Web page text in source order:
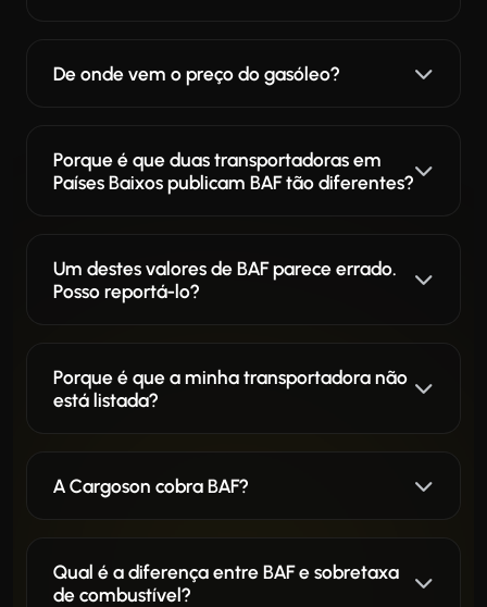
De onde vem o preço do gasóleo?
Porque é que duas transportadoras em
Países Baixos publicam BAF tão diferentes?
Um destes valores de BAF parece errado.
Posso reportá-lo?
Porque é que a minha transportadora não
está listada?
A Cargoson cobra BAF?
Qual é a diferença entre BAF e sobretaxa
de combustível?